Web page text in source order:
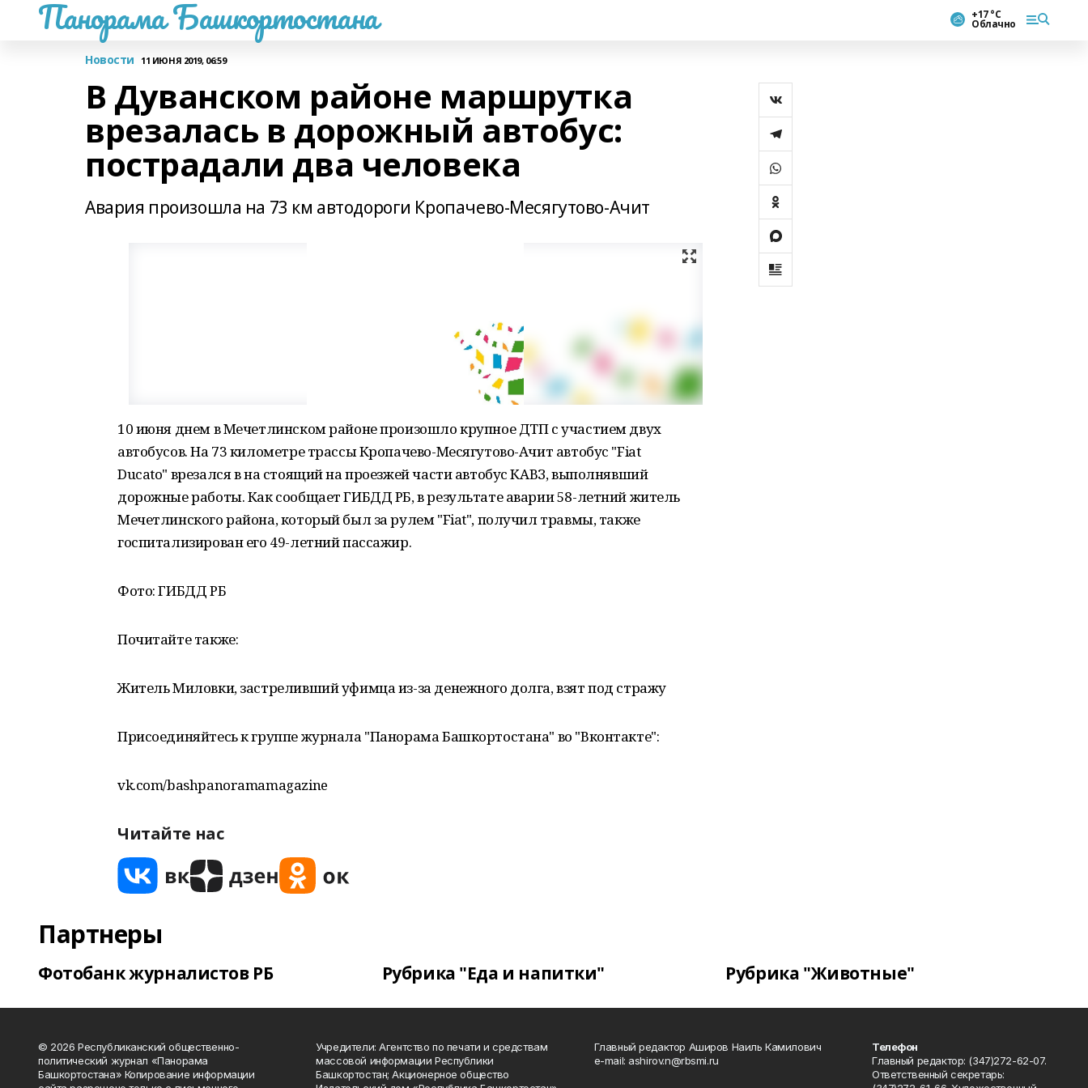
Панорама Башкортостана +17 °С
Облачно
Новости 11 ИЮНЯ 2019, 06:59
В Дуванском районе маршрутка
врезалась в дорожный автобус:
пострадали два человека
Авария произошла на 73 км автодороги Кропачево-Месягутово-Ачит
10 июня днем в Мечетлинском районе произошло крупное ДТП с участием двух
автобусов. На 73 километре трассы Кропачево-Месягутово-Ачит автобус "Fiat
Ducato" врезался в на стоящий на проезжей части автобус КАВЗ, выполнявший
дорожные работы. Как сообщает ГИБДД РБ, в результате аварии 58-летний житель
Мечетлинского района, который был за рулем "Fiat", получил травмы, также
госпитализирован его 49-летний пассажир.
Фото: ГИБДД РБ
Почитайте также:
Житель Миловки, застреливший уфимца из-за денежного долга, взят под стражу
Присоединяйтесь к группе журнала "Панорама Башкортостана" во "Вконтакте":
vk.com/bashpanoramamagazine
Читайте нас
Партнеры
Фотобанк журналистов РБ Рубрика "Еда и напитки" Рубрика "Животные"
© 2026 Республиканский общественно-
политический журнал «Панорама
Башкортостана» Копирование информации
Учредители: Агентство по печати и средствам
массовой информации Республики
Башкортостан; Акционерное общество
Главный редактор Аширов Наиль Камилович
e-mail: ashirov.n@rbsmi.ru
Телефон
Главный редактор: (347)272-62-07.
Ответственный секретарь: